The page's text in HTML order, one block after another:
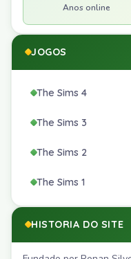
Anos online
JOGOS
The Sims 4
The Sims 3
The Sims 2
The Sims 1
HISTORIA DO SITE